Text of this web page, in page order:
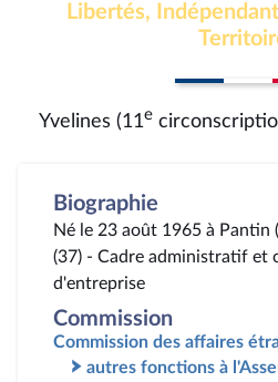
Libertés,
Yvelines (11e
Biographie
Né le 23 août 1965 à Pantin
(37) - Cadre administratif et
d'entreprise
Commission
Commission des affaires
autres fonctions à